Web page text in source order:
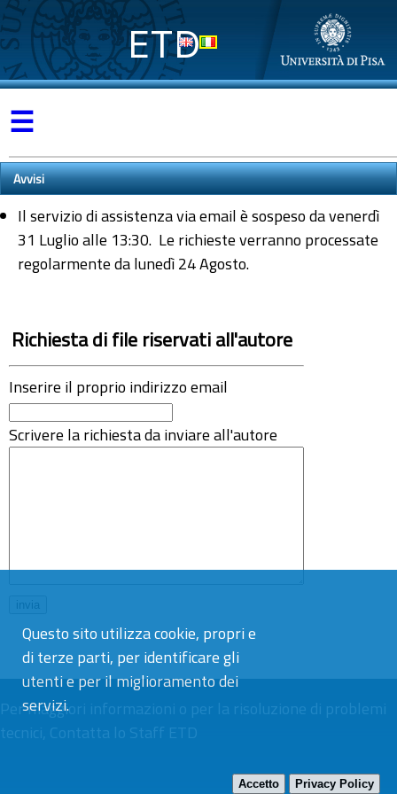
Questo sito utilizza cookie, propri e
di terze parti, per identificare gli
utenti e per il miglioramento dei
servizi.
Accetto Privacy Policy
ETD
☰
Avvisi
Il servizio di assistenza via email è sospeso da venerdì
31 Luglio alle 13:30. Le richieste verranno processate
regolarmente da lunedì 24 Agosto.
Richiesta di file riservati all'autore
Inserire il proprio indirizzo email
Scrivere la richiesta da inviare all'autore
Per maggiori informazioni o per la risoluzione di problemi
tecnici, Contatta lo Staff ETD